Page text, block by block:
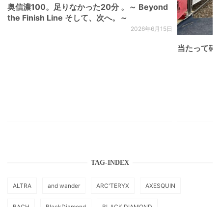
奥信濃100。足りなかった20分 。～ Beyond
the Finish Line そして、次へ。～
2026年6月15日
当たって砕
TAG-INDEX
ALTRA and wander ARC'TERYX AXESQUIN